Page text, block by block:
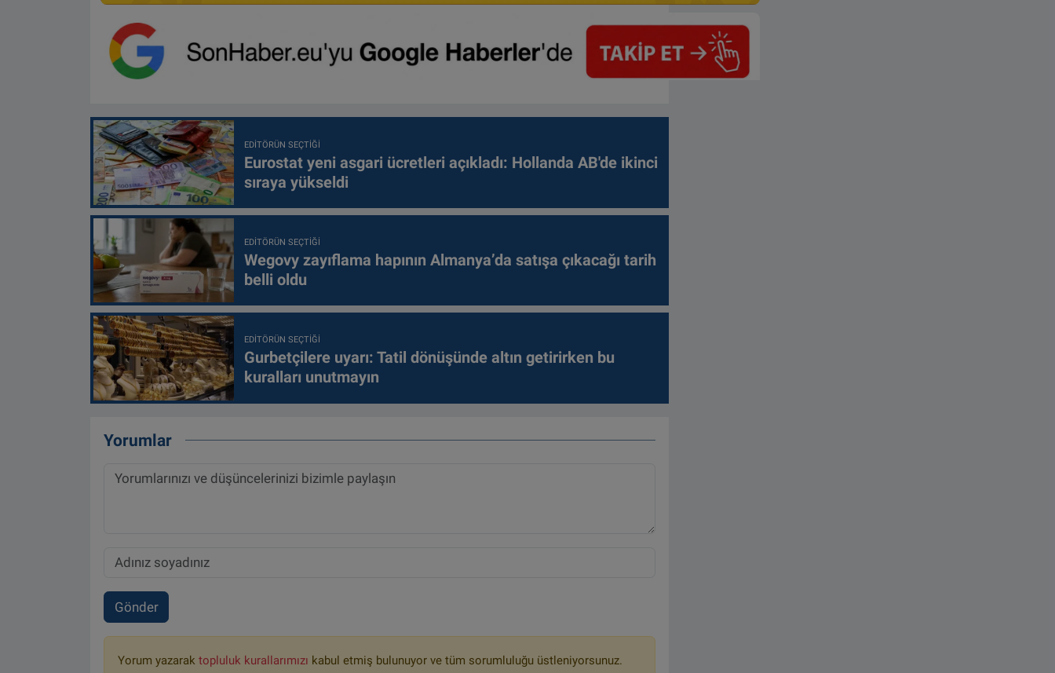
EDITÖRÜN SEÇTIĞI
Eurostat yeni asgari ücretleri açıkladı: Hollanda AB'de ikinci
sıraya yükseldi
EDITÖRÜN SEÇTIĞI
Wegovy zayıflama hapının Almanya’da satışa çıkacağı tarih
belli oldu
EDITÖRÜN SEÇTIĞI
Gurbetçilere uyarı: Tatil dönüşünde altın getirirken bu
kuralları unutmayın
Yorumlar
Gönder
Yorum yazarak topluluk kurallarımızı kabul etmiş bulunuyor ve tüm sorumluluğu üstleniyorsunuz.